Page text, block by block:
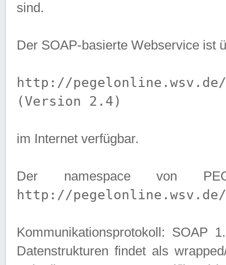
sind.
Der SOAP-basierte Webservice ist
http://pegelonline.wsv.de/
(Version 2.4)
im Internet verfügbar.
Der namespace von
http://pegelonline.wsv.de/
Kommunikationsprotokoll: SOAP
Datenstrukturen findet als